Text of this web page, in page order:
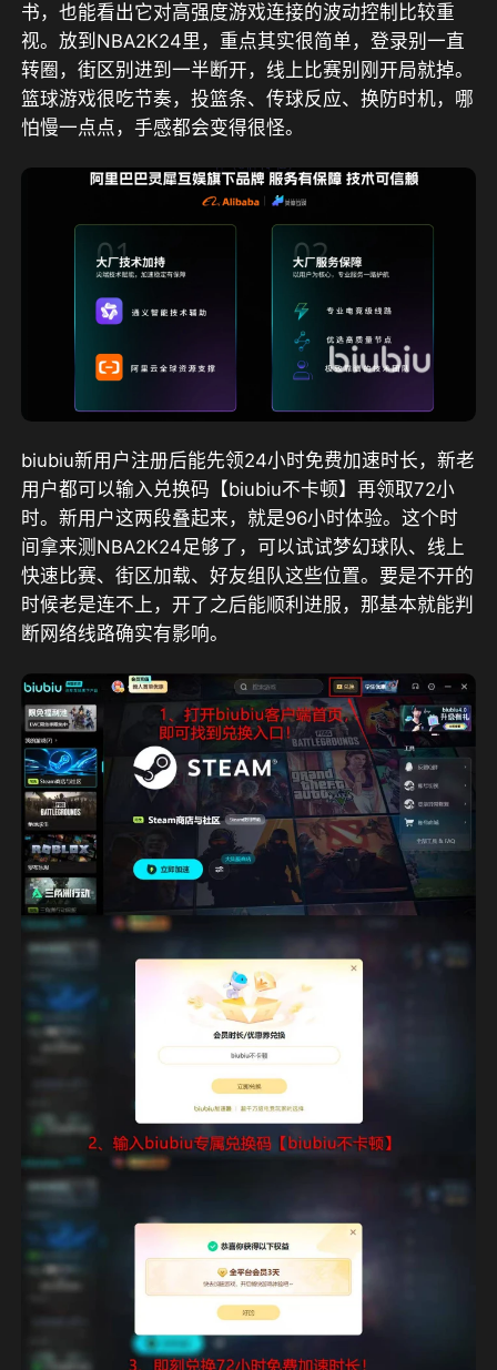
书 ，也能看出它对高强度游戏连接的波动控制比较重
视。放到NBA2K24里，重点其实很简单，登录别一直
转圈，街区别进到一半断开，线上比赛别刚开局就掉。
篮球游戏很吃节奏，投篮条、传球反应、换防时机，哪
怕慢一点点，手感都会变得很怪。
biubiu新用户注册后能先领24小时免费加速时长，新老
用户都可以输入兑换码【biubiu不卡顿】再领取72小
时。新用户这两段叠起来，就是96小时体验。这个时
间拿来测NBA2K24足够了，可以试试梦幻球队、线上
快速比赛、街区加载、好友组队这些位置。要是不开的
时候老是连不上，开了之后能顺利进服，那基本就能判
断网络线路确实有影响。